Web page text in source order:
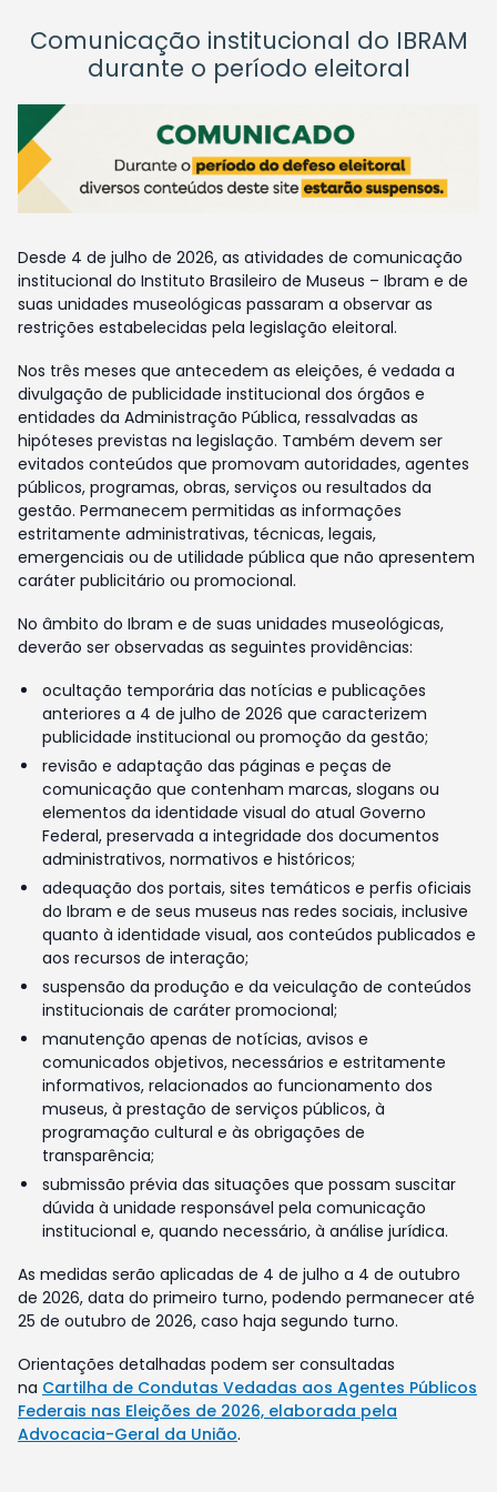
Comunicação institucional do IBRAM
durante o período eleitoral
Desde 4 de julho de 2026, as atividades de comunicação
institucional do Instituto Brasileiro de Museus – Ibram e de
suas unidades museológicas passaram a observar as
restrições estabelecidas pela legislação eleitoral.
Nos três meses que antecedem as eleições, é vedada a
divulgação de publicidade institucional dos órgãos e
entidades da Administração Pública, ressalvadas as
hipóteses previstas na legislação. Também devem ser
evitados conteúdos que promovam autoridades, agentes
públicos, programas, obras, serviços ou resultados da
gestão. Permanecem permitidas as informações
estritamente administrativas, técnicas, legais,
emergenciais ou de utilidade pública que não apresentem
caráter publicitário ou promocional.
No âmbito do Ibram e de suas unidades museológicas,
deverão ser observadas as seguintes providências:
ocultação temporária das notícias e publicações
anteriores a 4 de julho de 2026 que caracterizem
publicidade institucional ou promoção da gestão;
revisão e adaptação das páginas e peças de
comunicação que contenham marcas, slogans ou
elementos da identidade visual do atual Governo
Federal, preservada a integridade dos documentos
administrativos, normativos e históricos;
adequação dos portais, sites temáticos e perfis oficiais
do Ibram e de seus museus nas redes sociais, inclusive
quanto à identidade visual, aos conteúdos publicados e
aos recursos de interação;
suspensão da produção e da veiculação de conteúdos
institucionais de caráter promocional;
manutenção apenas de notícias, avisos e
comunicados objetivos, necessários e estritamente
informativos, relacionados ao funcionamento dos
museus, à prestação de serviços públicos, à
programação cultural e às obrigações de
transparência;
submissão prévia das situações que possam suscitar
dúvida à unidade responsável pela comunicação
institucional e, quando necessário, à análise jurídica.
As medidas serão aplicadas de 4 de julho a 4 de outubro
de 2026, data do primeiro turno, podendo permanecer até
25 de outubro de 2026, caso haja segundo turno.
Orientações detalhadas podem ser consultadas
na Cartilha de Condutas Vedadas aos Agentes Públicos
Federais nas Eleições de 2026, elaborada pela
Advocacia-Geral da União.